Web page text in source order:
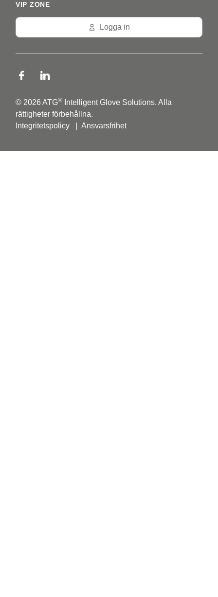
VIP ZONE
Logga in
© 2026 ATG®
Intelligent Glove Solutions. Alla
rättigheter förbehållna.
Integritetspolicy
Ansvarsfrihet